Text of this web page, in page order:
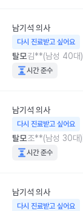
남기석 의사
다시 진료받고 싶어요
탈모김**(남성 40대)
시간 준수
남기석 의사
다시 진료받고 싶어요
탈모조**(남성 30대)
시간 준수
남기석 의사
다시 진료받고 싶어요